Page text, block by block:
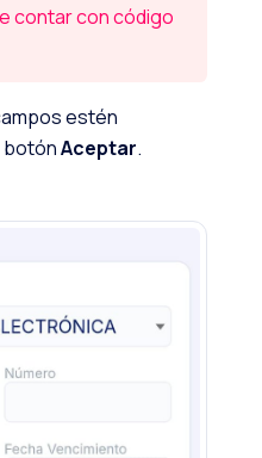
contar con código
estén
botónAceptar.